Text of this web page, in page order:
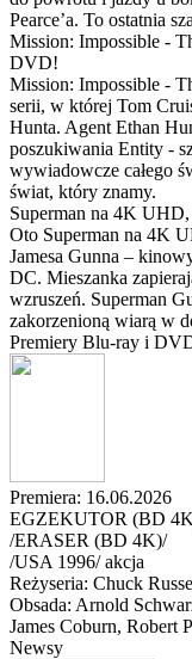
Pearce’a. To ostatnia
Mission: Impossible -
DVD!
Mission: Impossible -
serii, w której Tom
Hunta. Agent Ethan
poszukiwania Entity -
wywiadowcze całego
świat, który znamy.
Superman na 4K
Oto Superman na 4K
Jamesa Gunna –
DC. Mieszanka
wzruszeń. Superman
zakorzenioną wiarą w
Premiery Blu-ray i
Premiera: 16.06.2026
EGZEKUTOR (BD
/ERASER (BD 4K)/
/USA 1996/akcja
Reżyseria: Chuck
Obsada: Arnold
James Coburn, Robert
Newsy